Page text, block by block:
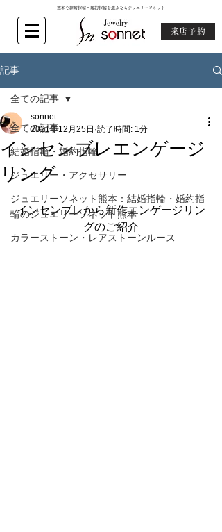
熊本で結婚指輪・婚約指輪を選ぶならジュエリーソネット
来店予約
記事
全ての記事
結婚指輪・婚約指輪
ジュエリー・アクセサリー
ジュエリーソネット熊本：結婚指輪・婚約指
輪のジュエリーソネット熊本
カラーストーン・レアストーンルース
全ての記事
インセンブレエンゲージ
リング
sonnet
2021年12月25日 読了時間: 1分
インセンブレから新作エンゲージリン
グのご紹介